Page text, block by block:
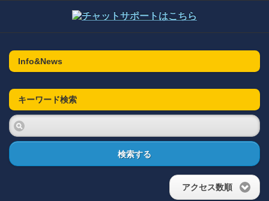
Info&News
キーワード検索
検索する
アクセス数順